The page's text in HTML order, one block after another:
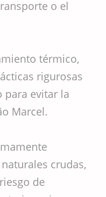
o el
térmico,
rigurosas
para evitar la
Marcel.
crudas,
de